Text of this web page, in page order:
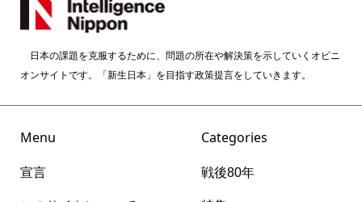
日本の課題を克服するために、問題の所在や解決策を示していくオピニ
オンサイトです。「新生日本」を目指す政策提言をしていきます。
Menu
宣言
Categories
戦後80年